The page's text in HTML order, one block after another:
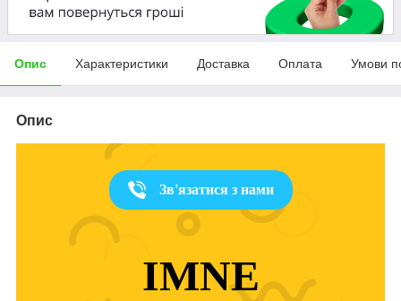
Опис Характеристики Доставка Оплата Умови
Опис
Зв'язатися з нами
IMNE